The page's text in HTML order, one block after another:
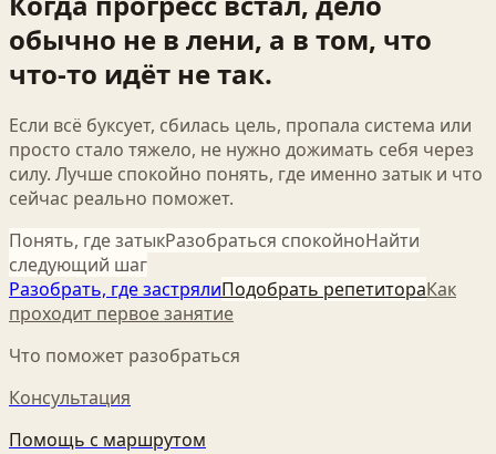
обычно не в лени, а в том, что
что-то идёт не так.
Если всё буксует, сбилась цель, пропала система или
просто стало тяжело, не нужно дожимать себя через
силу. Лучше спокойно понять, где именно затык и что
сейчас реально поможет.
Понять, где затыкРазобраться спокойноНайти
следующий шаг
Разобрать, где застрялиПодобрать репетитораКак
проходит первое занятие
Что поможет разобраться
Консультация
Помощь с маршрутом